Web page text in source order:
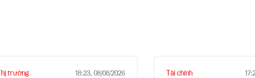
Thị trường 18:23, 08/08/2026 Tài chính